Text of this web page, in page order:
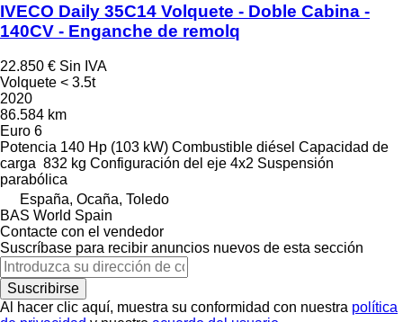
IVECO Daily 35C14 Volquete - Doble Cabina -
140CV - Enganche de remolq
22.850 € Sin IVA
Volquete < 3.5t
2020
86.584 km
Euro 6
Potencia 140 Hp (103 kW) Combustible diésel Capacidad de
carga 832 kg Configuración del eje 4x2 Suspensión
parabólica
España, Ocaña, Toledo
BAS World Spain
Contacte con el vendedor
Suscríbase para recibir anuncios nuevos de esta sección
Suscribirse
Al hacer clic aquí, muestra su conformidad con nuestra política